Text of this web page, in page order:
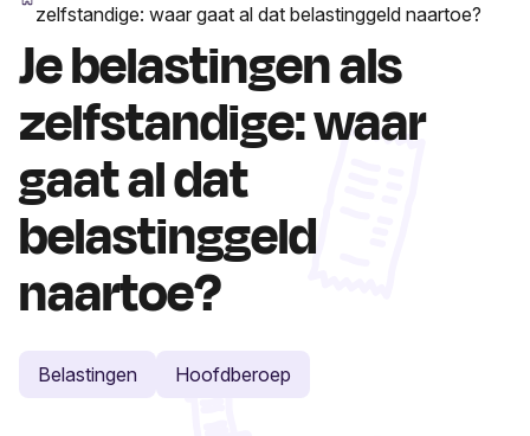
zelfstandige: waar gaat al dat belastinggeld naartoe?
Je belastingen als
zelfstandige: waar
gaat al dat
belastinggeld
naartoe?
Belastingen Hoofdberoep